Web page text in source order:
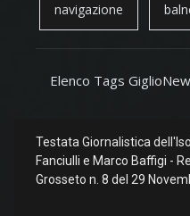
navigazione
Elenco Tags
Testata Giornalistica
Fanciulli e Marco Baffigi -
Grosseto n. 8 del 29